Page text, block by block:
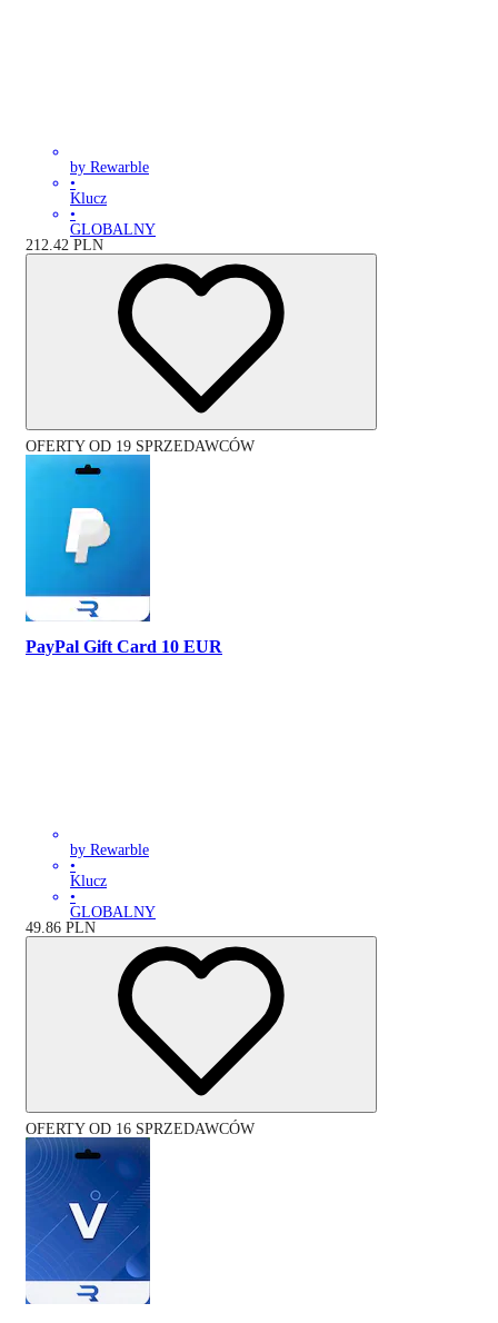
by Rewarble
•
Klucz
•
GLOBALNY
212.42 PLN
OFERTY OD 19 SPRZEDAWCÓW
PayPal Gift Card 10 EUR
by Rewarble
•
Klucz
•
GLOBALNY
49.86 PLN
OFERTY OD 16 SPRZEDAWCÓW